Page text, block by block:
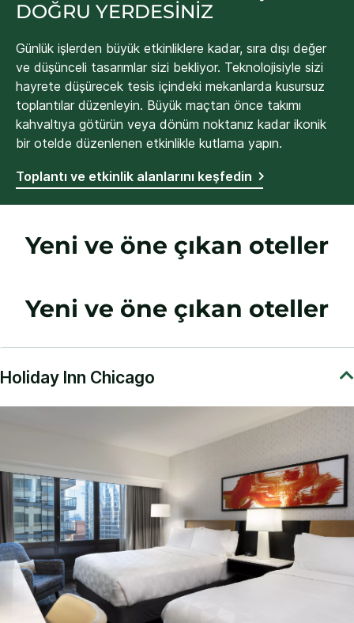
DOĞRU YERDESİNİZ
Günlük işlerden büyük etkinliklere kadar, sıra dışı değer
ve düşünceli tasarımlar sizi bekliyor. Teknolojisiyle sizi
hayrete düşürecek tesis içindeki mekanlarda kusursuz
toplantılar düzenleyin. Büyük maçtan önce takımı
kahvaltıya götürün veya dönüm noktanız kadar ikonik
bir otelde düzenlenen etkinlikle kutlama yapın.
Toplantı ve etkinlik alanlarını keşfedin
Yeni ve öne çıkan oteller
Yeni ve öne çıkan oteller